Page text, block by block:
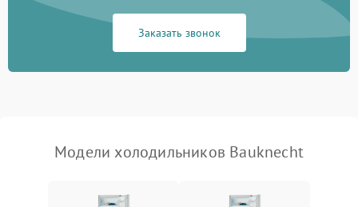
Сбой в работе инвертора
работе
2000 ₽ Подробнее →
Заказать звонок
Модели холодильников Bauknecht